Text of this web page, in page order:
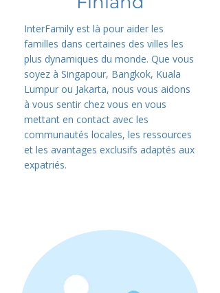
InterFamily est là pour aider les
familles dans certaines des villes les
plus dynamiques du monde. Que vous
soyez à Singapour, Bangkok, Kuala
Lumpur ou Jakarta, nous vous aidons
à vous sentir chez vous en vous
mettant en contact avec les
communautés locales, les ressources
et les avantages exclusifs adaptés aux
expatriés.